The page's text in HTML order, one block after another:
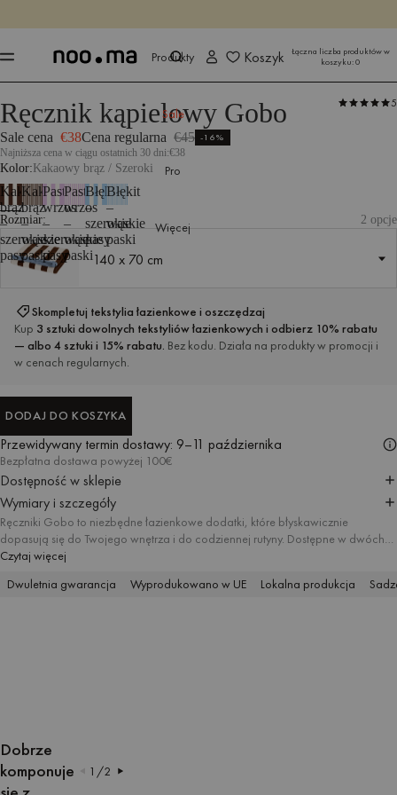
Kup teraz
Produkty
Sale
Pro
Więcej
Koszyk
Łączna liczba produktów w
koszyku:0
Produkty Wszystkie tekstylia Tekstylia łazienkowe Ręczniki
W
TRYBIE
W
TRYBIE
W
TRYBIE
W
TRYBIE
W
TRYBIE
W
TRYBIE
W
TRYBIE
W
TRYBIE
W
TRYBIE
W
TRYBIE
Dobrze
komponuje
1 /2
Ręcznik kąpielowy Gobo 5
Sale cena €38Cena regularna €45 -16%
Najniższa cena w ciągu ostatnich 30 dni:€38
Kolor Kakaowy brąz / Szeroki
Kakaowy
brąz
–
szerokie
pasy
Kakaowy
brąz
–
wąskie
paski
Pastelowy
wrzos
–
szerokie
pasy
Pastelowy
wrzos
–
wąskie
paski
Błękit
–
szerokie
pasy
Błękit
–
wąskie
paski
Rozmiar: 2 opcje
140 x 70 cm
Skompletuj tekstylia łazienkowe i oszczędzaj
Kup 3 sztuki dowolnych tekstyliów łazienkowych i odbierz 10% rabatu
— albo 4 sztuki i 15% rabatu. Bez kodu. Działa na produkty w promocji i
w cenach regularnych.
DODAJ DO KOSZYKA
Przewidywany termin dostawy: 9–11 października
Bezpłatna dostawa powyżej 100€
Dostępność w sklepie
Wymiary i szczegóły
Ręczniki Gobo to niezbędne łazienkowe dodatki, które błyskawicznie
dopasują się do Twojego wnętrza i do codziennej rutyny. Dostępne w dwóch
rozmiarach, tworzą spójny zestaw, zapewiając dbałość o każdy detal. Wzór w
chłonna, miękka bawełna daje poczucie komfortu.
Czytaj więcej
Dwuletnia gwarancja
Wyprodukowano w UE Lokalna produkcja